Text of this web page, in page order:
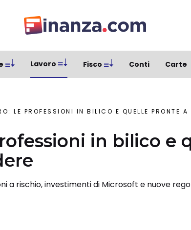
Lavoro Fisco Conti Carte
LE PROFESSIONI IN BILICO E QUELLE PRONTE A
in bilico e
a rischio, investimenti di Microsoft e nuove